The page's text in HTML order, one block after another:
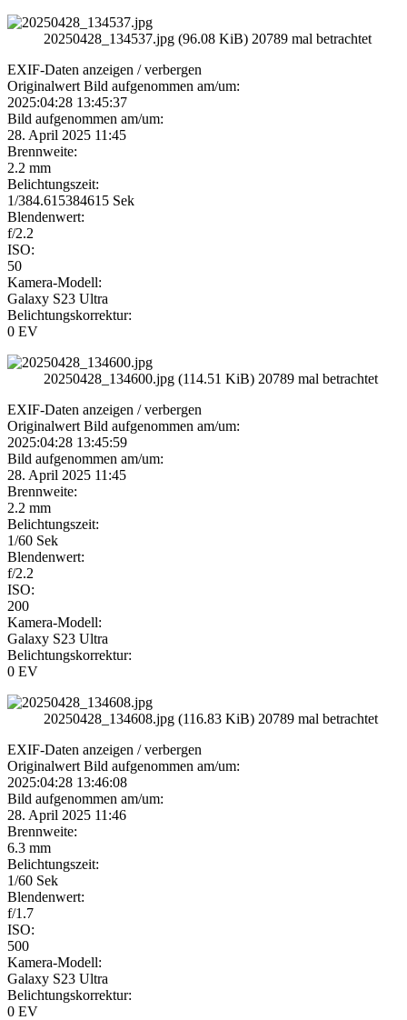
20250428_134537.jpg (96.08 KiB) 20789 mal betrachtet
EXIF-Daten anzeigen / verbergen
Originalwert Bild aufgenommen am/um:
2025:04:28 13:45:37
Bild aufgenommen am/um:
28. April 2025 11:45
Brennweite:
2.2 mm
Belichtungszeit:
1/384.615384615 Sek
Blendenwert:
f/2.2
ISO:
50
Kamera-Modell:
Galaxy S23 Ultra
Belichtungskorrektur:
0 EV
20250428_134600.jpg (114.51 KiB) 20789 mal betrachtet
EXIF-Daten anzeigen / verbergen
Originalwert Bild aufgenommen am/um:
2025:04:28 13:45:59
Bild aufgenommen am/um:
28. April 2025 11:45
Brennweite:
2.2 mm
Belichtungszeit:
1/60 Sek
Blendenwert:
f/2.2
ISO:
200
Kamera-Modell:
Galaxy S23 Ultra
Belichtungskorrektur:
0 EV
20250428_134608.jpg (116.83 KiB) 20789 mal betrachtet
EXIF-Daten anzeigen / verbergen
Originalwert Bild aufgenommen am/um:
2025:04:28 13:46:08
Bild aufgenommen am/um:
28. April 2025 11:46
Brennweite:
6.3 mm
Belichtungszeit:
1/60 Sek
Blendenwert:
f/1.7
ISO:
500
Kamera-Modell:
Galaxy S23 Ultra
Belichtungskorrektur:
0 EV